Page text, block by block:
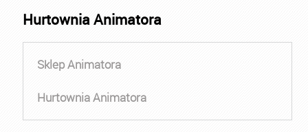
Hurtownia Animatora
Sklep Animatora
Hurtownia Animatora